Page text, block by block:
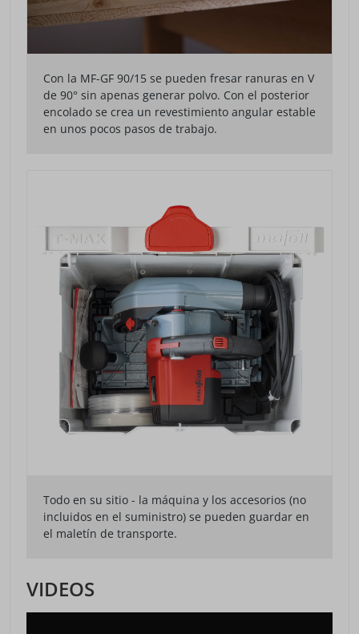
Con la MF-GF 90/15 se pueden fresar ranuras en V
de 90° sin apenas generar polvo. Con el posterior
encolado se crea un revestimiento angular estable
en unos pocos pasos de trabajo.
Todo en su sitio - la máquina y los accesorios (no
incluidos en el suministro) se pueden guardar en
el maletín de transporte.
VIDEOS